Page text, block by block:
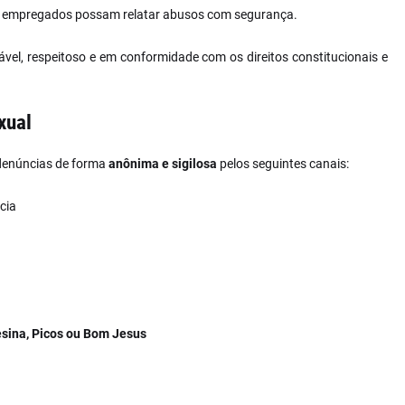
empregados possam relatar abusos com segurança.
respeitoso e em conformidade com os direitos constitucionais e
de forma anônima e sigilosa pelos seguintes canais:
Picos ou Bom Jesus